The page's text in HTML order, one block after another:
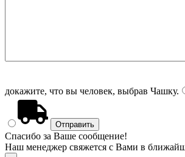
докажите, что вы человек, выбрав Чашку.
Спасибо за Ваше сообщение!
Наш менеджер свяжется с Вами в